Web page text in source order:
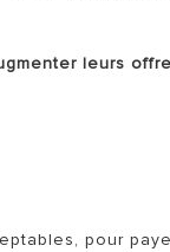
leurs
pour